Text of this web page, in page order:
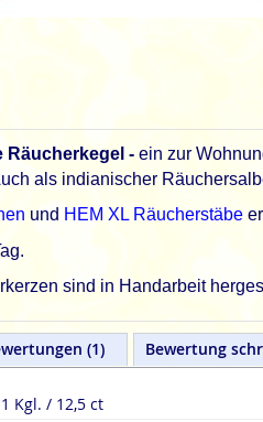
Räucherkegel - ein zur
als indianischer
und HEM XL Räucherstäbe
sind in Handarbeit
1 Kgl. / 12,5 ct
1 Bewertung